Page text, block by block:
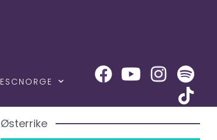
ESCNORGE
Østerrike